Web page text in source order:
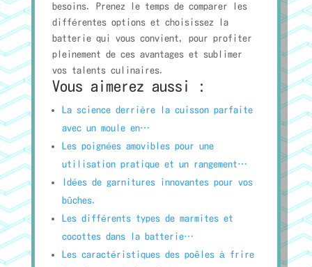
besoins. Prenez le temps de comparer les
différentes options et choisissez la
batterie qui vous convient, pour profiter
pleinement de ces avantages et sublimer
vos talents culinaires.
Vous aimerez aussi :
La science derrière la cuisson parfaite
avec un moule en…
Les poignées amovibles pour une
utilisation pratique et un rangement…
Idées de garnitures innovantes pour vos
bûches.
Les différents types de marmites et
cocottes dans la batterie…
Les caractéristiques des poêles à frire